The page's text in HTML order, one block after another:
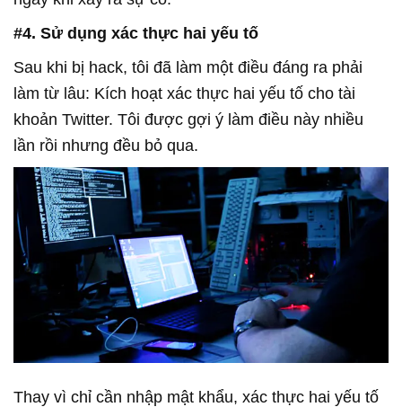
#4. Sử dụng xác thực hai yếu tố
Sau khi bị hack, tôi đã làm một điều đáng ra phải
làm từ lâu: Kích hoạt xác thực hai yếu tố cho tài
khoản Twitter. Tôi được gợi ý làm điều này nhiều
lần rồi nhưng đều bỏ qua.
Thay vì chỉ cần nhập mật khẩu, xác thực hai yếu tố